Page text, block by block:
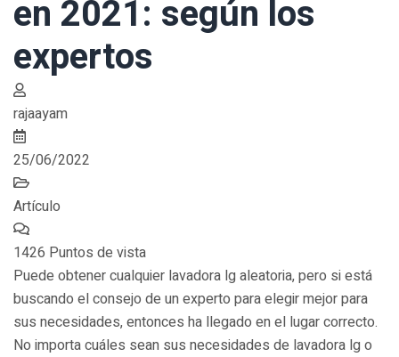
en 2021: según los
expertos
rajaayam
25/06/2022
Artículo
1426 Puntos de vista
Puede obtener cualquier lavadora lg aleatoria, pero si está
buscando el consejo de un experto para elegir mejor para
sus necesidades, entonces ha llegado en el lugar correcto.
No importa cuáles sean sus necesidades de lavadora lg o